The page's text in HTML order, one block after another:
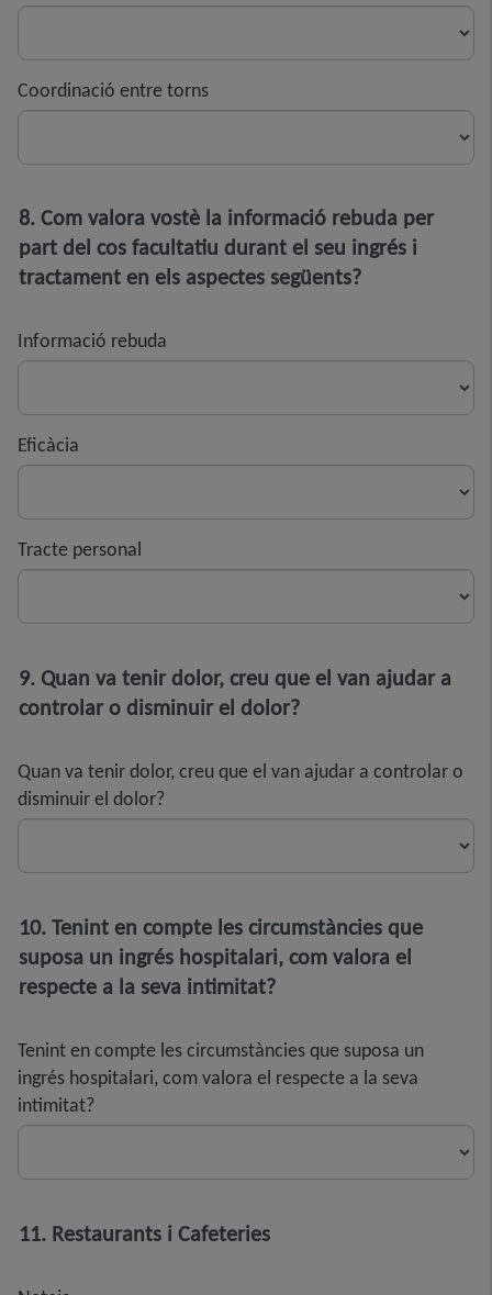
Coordinació entre torns
8. Com valora vostè la informació rebuda per
part del cos facultatiu durant el seu ingrés i
tractament en els aspectes següents?
Informació rebuda
Eficàcia
Tracte personal
9. Quan va tenir dolor, creu que el van ajudar a
controlar o disminuir el dolor?
Quan va tenir dolor, creu que el van ajudar a controlar o
disminuir el dolor?
10. Tenint en compte les circumstàncies que
suposa un ingrés hospitalari, com valora el
respecte a la seva intimitat?
Tenint en compte les circumstàncies que suposa un
ingrés hospitalari, com valora el respecte a la seva
intimitat?
11. Restaurants i Cafeteries